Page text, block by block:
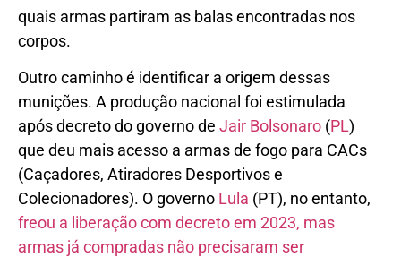
quais armas partiram as balas encontradas nos
corpos.
Outro caminho é identificar a origem dessas
munições. A produção nacional foi estimulada
após decreto do governo de Jair Bolsonaro (PL)
que deu mais acesso a armas de fogo para CACs
(Caçadores, Atiradores Desportivos e
Colecionadores). O governo Lula (PT), no entanto,
freou a liberação com decreto em 2023, mas
armas já compradas não precisaram ser